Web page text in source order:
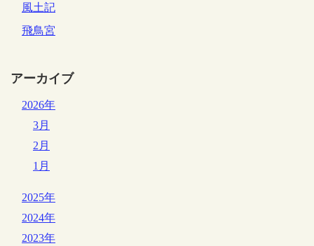
風土記
飛鳥宮
アーカイブ
2026年
3月
2月
1月
2025年
2024年
2023年